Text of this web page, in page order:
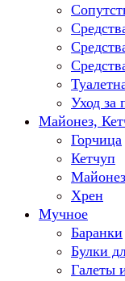
Уход за
Майонез,
Горчица
Кетчуп
Майонез
Хрен
Мучное
Баранки
Булки
Галеты